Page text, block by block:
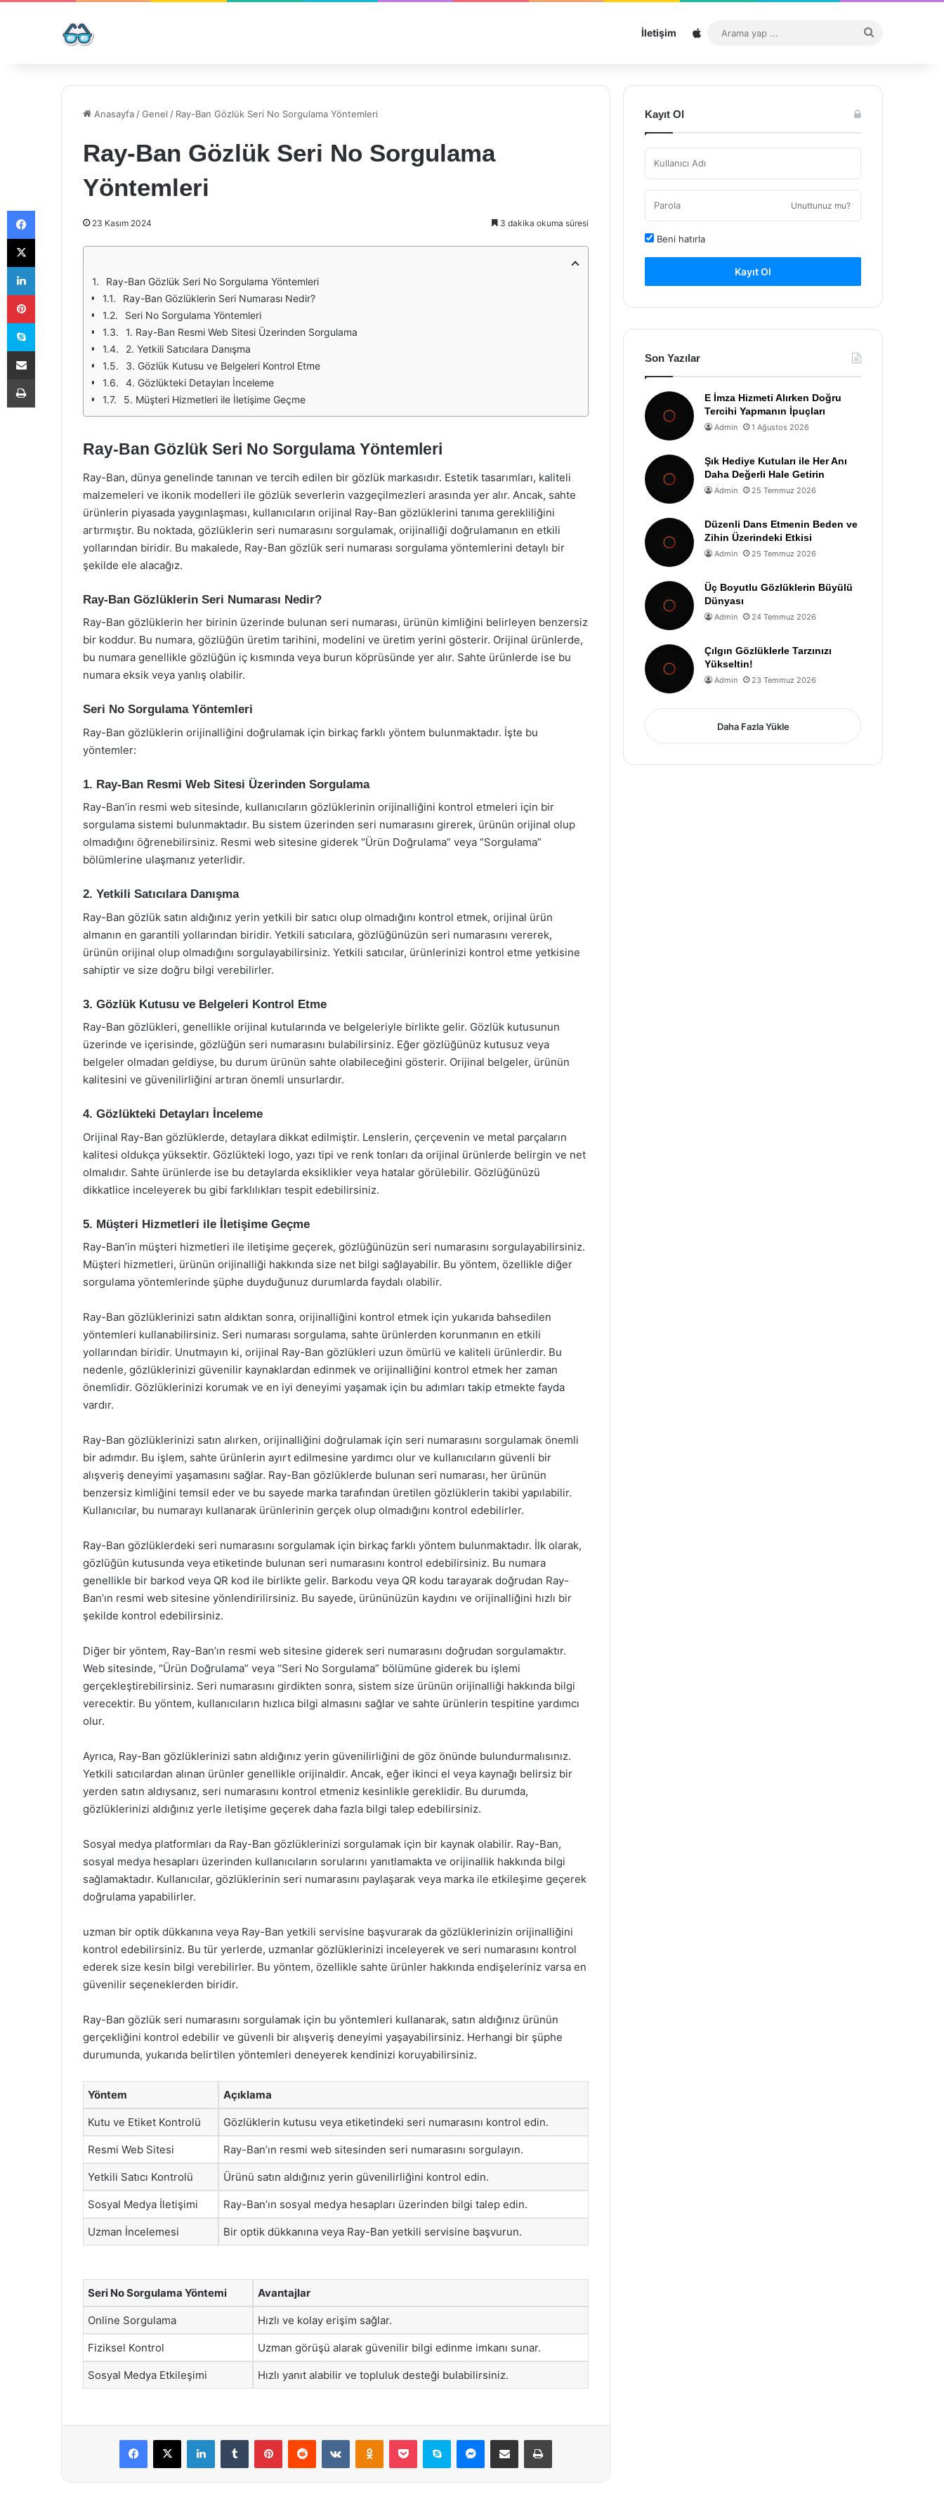
İletişim Sitemap
...
Anasayfa /Genel / Ray-Ban Gözlük Seri No Sorgulama Yöntemleri
Ray-Ban Gözlük Seri No Sorgulama
Yöntemleri
23 Kasım 2024 3 dakika okuma süresi
Ray-Ban Gözlük Seri No Sorgulama Yöntemleri
Ray-Ban Gözlüklerin Seri Numarası Nedir?
Seri No Sorgulama Yöntemleri
1. Ray-Ban Resmi Web Sitesi Üzerinden Sorgulama
2. Yetkili Satıcılara Danışma
3. Gözlük Kutusu ve Belgeleri Kontrol Etme
4. Gözlükteki Detayları İnceleme
5. Müşteri Hizmetleri ile İletişime Geçme
Ray-Ban Gözlük Seri No Sorgulama Yöntemleri
Ray-Ban, dünya genelinde tanınan ve tercih edilen bir gözlük markasıdır. Estetik tasarımları, kaliteli
malzemeleri ve ikonik modelleri ile gözlük severlerin vazgeçilmezleri arasında yer alır. Ancak, sahte
ürünlerin piyasada yaygınlaşması, kullanıcıların orijinal Ray-Ban gözlüklerini tanıma gerekliliğini
artırmıştır. Bu noktada, gözlüklerin seri numarasını sorgulamak, orijinalliği doğrulamanın en etkili
yollarından biridir. Bu makalede, Ray-Ban gözlük seri numarası sorgulama yöntemlerini detaylı bir
şekilde ele alacağız.
Ray-Ban Gözlüklerin Seri Numarası Nedir?
Ray-Ban gözlüklerin her birinin üzerinde bulunan seri numarası, ürünün kimliğini belirleyen benzersiz
bir koddur. Bu numara, gözlüğün üretim tarihini, modelini ve üretim yerini gösterir. Orijinal ürünlerde,
bu numara genellikle gözlüğün iç kısmında veya burun köprüsünde yer alır. Sahte ürünlerde ise bu
numara eksik veya yanlış olabilir.
Seri No Sorgulama Yöntemleri
Ray-Ban gözlüklerin orijinalliğini doğrulamak için birkaç farklı yöntem bulunmaktadır. İşte bu
yöntemler:
1. Ray-Ban Resmi Web Sitesi Üzerinden Sorgulama
Ray-Ban’in resmi web sitesinde, kullanıcıların gözlüklerinin orijinalliğini kontrol etmeleri için bir
sorgulama sistemi bulunmaktadır. Bu sistem üzerinden seri numarasını girerek, ürünün orijinal olup
olmadığını öğrenebilirsiniz. Resmi web sitesine giderek “Ürün Doğrulama” veya “Sorgulama”
bölümlerine ulaşmanız yeterlidir.
2. Yetkili Satıcılara Danışma
Ray-Ban gözlük satın aldığınız yerin yetkili bir satıcı olup olmadığını kontrol etmek, orijinal ürün
almanın en garantili yollarından biridir. Yetkili satıcılara, gözlüğünüzün seri numarasını vererek,
ürünün orijinal olup olmadığını sorgulayabilirsiniz. Yetkili satıcılar, ürünlerinizi kontrol etme yetkisine
sahiptir ve size doğru bilgi verebilirler.
3. Gözlük Kutusu ve Belgeleri Kontrol Etme
Ray-Ban gözlükleri, genellikle orijinal kutularında ve belgeleriyle birlikte gelir. Gözlük kutusunun
üzerinde ve içerisinde, gözlüğün seri numarasını bulabilirsiniz. Eğer gözlüğünüz kutusuz veya
belgeler olmadan geldiyse, bu durum ürünün sahte olabileceğini gösterir. Orijinal belgeler, ürünün
kalitesini ve güvenilirliğini artıran önemli unsurlardır.
4. Gözlükteki Detayları İnceleme
Orijinal Ray-Ban gözlüklerde, detaylara dikkat edilmiştir. Lenslerin, çerçevenin ve metal parçaların
kalitesi oldukça yüksektir. Gözlükteki logo, yazı tipi ve renk tonları da orijinal ürünlerde belirgin ve net
olmalıdır. Sahte ürünlerde ise bu detaylarda eksiklikler veya hatalar görülebilir. Gözlüğünüzü
dikkatlice inceleyerek bu gibi farklılıkları tespit edebilirsiniz.
5. Müşteri Hizmetleri ile İletişime Geçme
Ray-Ban’in müşteri hizmetleri ile iletişime geçerek, gözlüğünüzün seri numarasını sorgulayabilirsiniz.
Müşteri hizmetleri, ürünün orijinalliği hakkında size net bilgi sağlayabilir. Bu yöntem, özellikle diğer
sorgulama yöntemlerinde şüphe duyduğunuz durumlarda faydalı olabilir.
Ray-Ban gözlüklerinizi satın aldıktan sonra, orijinalliğini kontrol etmek için yukarıda bahsedilen
yöntemleri kullanabilirsiniz. Seri numarası sorgulama, sahte ürünlerden korunmanın en etkili
yollarından biridir. Unutmayın ki, orijinal Ray-Ban gözlükleri uzun ömürlü ve kaliteli ürünlerdir. Bu
nedenle, gözlüklerinizi güvenilir kaynaklardan edinmek ve orijinalliğini kontrol etmek her zaman
önemlidir. Gözlüklerinizi korumak ve en iyi deneyimi yaşamak için bu adımları takip etmekte fayda
vardır.
Ray-Ban gözlüklerinizi satın alırken, orijinalliğini doğrulamak için seri numarasını sorgulamak önemli
bir adımdır. Bu işlem, sahte ürünlerin ayırt edilmesine yardımcı olur ve kullanıcıların güvenli bir
alışveriş deneyimi yaşamasını sağlar. Ray-Ban gözlüklerde bulunan seri numarası, her ürünün
benzersiz kimliğini temsil eder ve bu sayede marka tarafından üretilen gözlüklerin takibi yapılabilir.
Kullanıcılar, bu numarayı kullanarak ürünlerinin gerçek olup olmadığını kontrol edebilirler.
Ray-Ban gözlüklerdeki seri numarasını sorgulamak için birkaç farklı yöntem bulunmaktadır. İlk olarak,
gözlüğün kutusunda veya etiketinde bulunan seri numarasını kontrol edebilirsiniz. Bu numara
genellikle bir barkod veya QR kod ile birlikte gelir. Barkodu veya QR kodu tarayarak doğrudan Ray-
Ban’ın resmi web sitesine yönlendirilirsiniz. Bu sayede, ürününüzün kaydını ve orijinalliğini hızlı bir
şekilde kontrol edebilirsiniz.
Diğer bir yöntem, Ray-Ban’ın resmi web sitesine giderek seri numarasını doğrudan sorgulamaktır.
Web sitesinde, “Ürün Doğrulama” veya “Seri No Sorgulama” bölümüne giderek bu işlemi
gerçekleştirebilirsiniz. Seri numarasını girdikten sonra, sistem size ürünün orijinalliği hakkında bilgi
verecektir. Bu yöntem, kullanıcıların hızlıca bilgi almasını sağlar ve sahte ürünlerin tespitine yardımcı
olur.
Ayrıca, Ray-Ban gözlüklerinizi satın aldığınız yerin güvenilirliğini de göz önünde bulundurmalısınız.
Yetkili satıcılardan alınan ürünler genellikle orijinaldir. Ancak, eğer ikinci el veya kaynağı belirsiz bir
yerden satın aldıysanız, seri numarasını kontrol etmeniz kesinlikle gereklidir. Bu durumda,
gözlüklerinizi aldığınız yerle iletişime geçerek daha fazla bilgi talep edebilirsiniz.
Sosyal medya platformları da Ray-Ban gözlüklerinizi sorgulamak için bir kaynak olabilir. Ray-Ban,
sosyal medya hesapları üzerinden kullanıcıların sorularını yanıtlamakta ve orijinallik hakkında bilgi
sağlamaktadır. Kullanıcılar, gözlüklerinin seri numarasını paylaşarak veya marka ile etkileşime geçerek
doğrulama yapabilirler.
uzman bir optik dükkanına veya Ray-Ban yetkili servisine başvurarak da gözlüklerinizin orijinalliğini
kontrol edebilirsiniz. Bu tür yerlerde, uzmanlar gözlüklerinizi inceleyerek ve seri numarasını kontrol
ederek size kesin bilgi verebilirler. Bu yöntem, özellikle sahte ürünler hakkında endişeleriniz varsa en
güvenilir seçeneklerden biridir.
Ray-Ban gözlük seri numarasını sorgulamak için bu yöntemleri kullanarak, satın aldığınız ürünün
gerçekliğini kontrol edebilir ve güvenli bir alışveriş deneyimi yaşayabilirsiniz. Herhangi bir şüphe
durumunda, yukarıda belirtilen yöntemleri deneyerek kendinizi koruyabilirsiniz.
Yöntem Açıklama
Kutu ve Etiket Kontrolü Gözlüklerin kutusu veya etiketindeki seri numarasını kontrol edin.
Resmi Web Sitesi Ray-Ban’ın resmi web sitesinden seri numarasını sorgulayın.
Yetkili Satıcı Kontrolü Ürünü satın aldığınız yerin güvenilirliğini kontrol edin.
Sosyal Medya İletişimi Ray-Ban’ın sosyal medya hesapları üzerinden bilgi talep edin.
Uzman İncelemesi Bir optik dükkanına veya Ray-Ban yetkili servisine başvurun.
Seri No Sorgulama Yöntemi Avantajlar
Online Sorgulama Hızlı ve kolay erişim sağlar.
Fiziksel Kontrol Uzman görüşü alarak güvenilir bilgi edinme imkanı sunar.
Sosyal Medya Etkileşimi Hızlı yanıt alabilir ve topluluk desteği bulabilirsiniz.
Facebook
X LinkedInTumblr PinterestReddit VKontakteOdnoklassniki
Pocket Skype Messenger
E-Posta ile paylaş Yazdır
Kayıt Ol
Unuttunuz mu?
Beni hatırla
Kayıt Ol
Son Yazılar
E İmza Hizmeti Alırken Doğru
Tercihi Yapmanın İpuçları
Admin 1 Ağustos 2026
Şık Hediye Kutuları ile Her Anı
Daha Değerli Hale Getirin
Admin 25 Temmuz 2026
Düzenli Dans Etmenin Beden ve
Zihin Üzerindeki Etkisi
Admin 25 Temmuz 2026
Üç Boyutlu Gözlüklerin Büyülü
Dünyası
Admin 24 Temmuz 2026
Çılgın Gözlüklerle Tarzınızı
Yükseltin!
Admin 23 Temmuz 2026
Daha Fazla Yükle
Facebook
X
LinkedIn
Pinterest
Skype
E-Posta ile paylaş